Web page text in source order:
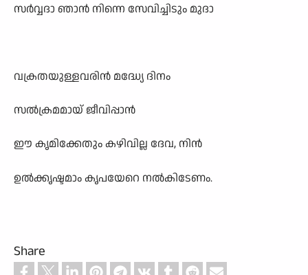
സർവ്വദാ ഞാൻ നിന്നെ സേവിച്ചിടും മുദാ
വക്രതയുള്ളവരിൻ മദ്ധ്യേ ദിനം
സൽക്രമമായ് ജീവിപ്പാൻ
ഈ കൃമിക്കേതും കഴിവില്ല ദേവ, നിൻ
ഉൽക്കൃഷ്ടമാം കൃപയേറെ നൽകിടേണം.
Share